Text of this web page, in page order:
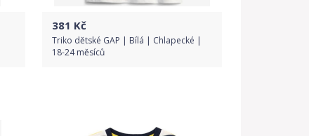
381 Kč
Triko dětské GAP | Bílá | Chlapecké |
18-24 měsíců
Detail produktu